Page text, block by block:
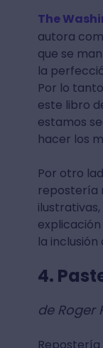
The
autora
que se
la
Por lo
este libro
estamos
hacer los
Por otro
repostería
la inclusión
4.
de Roger
Repostería